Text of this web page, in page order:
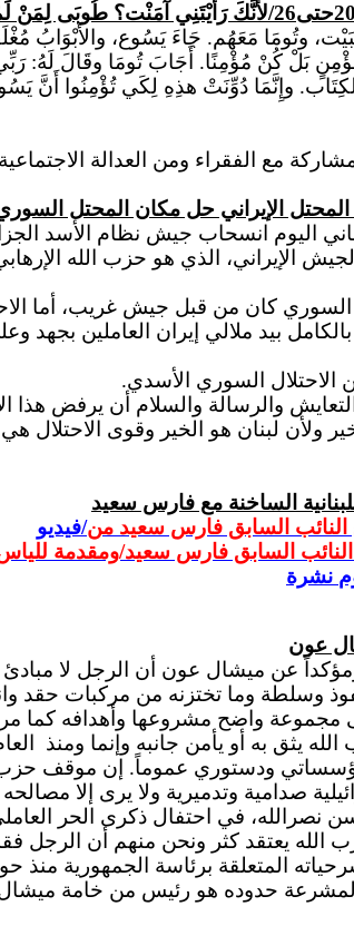
لأَنَّكَ رَأَيْتَنِي آمَنْت؟ طُوبَى لِمَنْ لَمْ
البَيْت، وتُومَا مَعَهُم. جَاءَ يَسُوع،
بَلْ كُنْ مُؤْمِنًا. أَجَابَ تُومَا وقَالَ لَهُ:
وإِنَّمَا دُوِّنَتْ هذِهِ لِكَي تُؤْمِنُوا أَنَّ
مع الفقراء ومن العدالة الاجتماعية
الإيراني حل مكان المحتل
14/يتذكر شعبنا اللبناني اليوم انسحاب
الجيش الإيراني، الذي هو حزب الله
السوري كان من قبل جيش غريب، أما
بيد ملالي إيران العاملين بجهد
الاحتلال السوري الأسدي.
والرسالة والسلام أن يرفض هذا
ولأن لبنان هو الخير وقوى
الساخنة مع فارس سعيد
فيديو/من النائب السابق فارس سعيد
النائب السابق فارس سعيد/ومقدمة
نشرة
عون
14/ما بات معروفاً ومؤكداً عن ميشال عون أن
وسلطة وما تختزنه من مركبات
مجموعة واضح مشروعها وأهدافه كما
الله يثق به أو يأمن جانبه وإنما ومنذ
ودستوري عموماً. إن موقف
صدامية وتدميرية ولا يرى إلا
يعتقد كثر ونحن منهم أن الرجل فقد
برئاسة الجمهورية منذ حوالي السنة وحتى
حدوده هو رئيس من خامة